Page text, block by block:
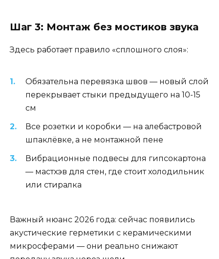
Шаг 3: Монтаж без мостиков звука
Здесь работает правило «сплошного слоя»:
Обязательна перевязка швов — новый слой
перекрывает стыки предыдущего на 10-15
см
Все розетки и коробки — на алебастровой
шпаклёвке, а не монтажной пене
Вибрационные подвесы для гипсокартона
— мастхэв для стен, где стоит холодильник
или стиралка
Важный нюанс 2026 года: сейчас появились
акустические герметики с керамическими
микросферами — они реально снижают